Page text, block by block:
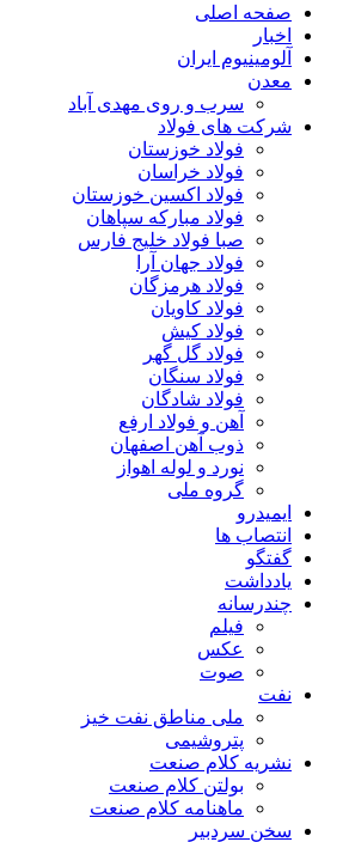
صفحه اصلی
اخبار
آلومینیوم ایران
معدن
سرب و روی مهدی آباد
شرکت های فولاد
فولاد خوزستان
فولاد خراسان
فولاد اکسین خوزستان
فولاد مبارکه سپاهان
صبا فولاد خلیج فارس
فولاد جهان آرا
فولاد هرمزگان
فولاد کاویان
فولاد کیش
فولاد گل گهر
فولاد سنگان
فولاد شادگان
آهن و فولاد ارفع
ذوب آهن اصفهان
نورد و لوله اهواز
گروه ملی
ایمیدرو
انتصاب ها
گفتگو
یادداشت
چندرسانه
فیلم
عکس
صوت
نفت
ملی مناطق نفت خیز
پتروشیمی
نشریه کلام صنعت
بولتن کلام صنعت
ماهنامه کلام صنعت
سخن سردبیر